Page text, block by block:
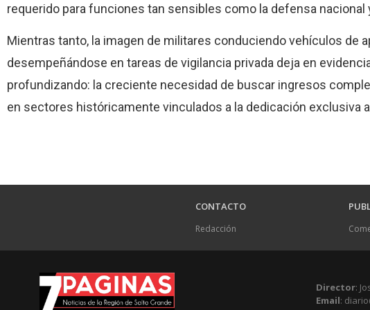
requerido para funciones tan sensibles como la defensa nacional
Mientras tanto, la imagen de militares conduciendo vehículos de
desempeñándose en tareas de vigilancia privada deja en
profundizando: la creciente necesidad de buscar ingresos
en sectores históricamente vinculados a la dedicación exclusiva
CONTACTO
Redacción
Director:
Email: